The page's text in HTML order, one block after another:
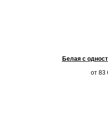
Белая с
от 83